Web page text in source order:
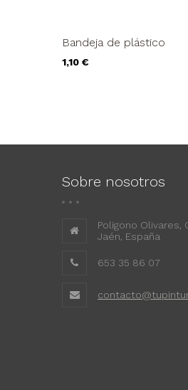
Bandeja de plástico
Precio
1,10 €
Sobre nosotros
Poligono Olivares,
Jaén, España
653 35 86 07